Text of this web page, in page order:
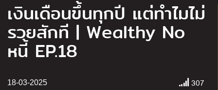
เงินเดือนขึ้นทุกปี แต่ทำไมไม่
รวยสักที | Wealthy No
หนี้ EP.18
18-03-2025 307